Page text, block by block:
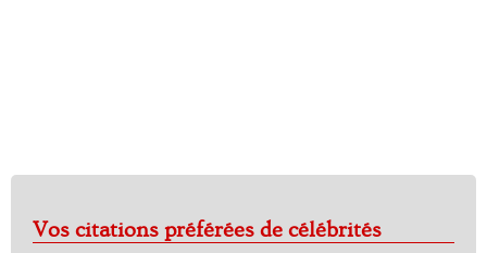
Vos citations préférées de célébrités